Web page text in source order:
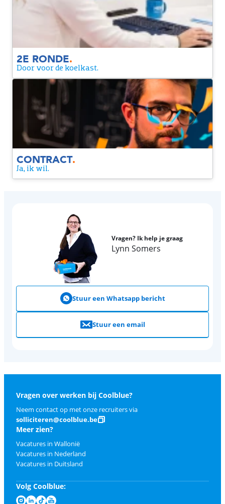
2E RONDE.
Door voor de koelkast.
Een laatste moment om nóg dieper in te gaan op de rol en
om elkaar de laatste brandende vragen te stellen.
CONTRACT.
Ja, ik wil.
Contract
Yes! We zijn een match. Je krijgt een contract van ons. Alleen
nog even tekenen en dan maken we het officieel.
Vragen? Ik help je graag
Lynn Somers
Stuur een Whatsapp bericht
Stuur een email
Vragen over werken bij Coolblue?
Neem contact op met onze recruiters via
solliciteren@coolblue.be
Meer zien?
Vacatures in Wallonië
Vacatures in Nederland
Vacatures in Duitsland
Volg Coolblue: